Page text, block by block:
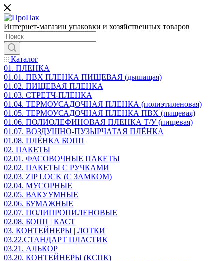
Интернет-магазин упаковки и хозяйственных товаров
Каталог
01. ПЛЕНКА
01.01. ПВХ ПЛЕНКА ПИЩЕВАЯ (дышащая)
01.02. ПИЩЕВАЯ ПЛЕНКА
01.03. СТРЕТЧ-ПЛЕНКА
01.04. ТЕРМОУСАДОЧНАЯ ПЛЕНКА (полиэтиленовая)
01.05. ТЕРМОУСАДОЧНАЯ ПЛЕНКА ПВХ (пищевая)
01.06. ПОЛИОЛЕФИНОВАЯ ПЛЕНКА Т/У (пищевая)
01.07. ВОЗДУШНО-ПУЗЫРЧАТАЯ ПЛЁНКА
01.08. ПЛЁНКА БОПП
02. ПАКЕТЫ
02.01. ФАСОВОЧНЫЕ ПАКЕТЫ
02.02. ПАКЕТЫ С РУЧКАМИ
02.03. ZIP LOСK (С ЗАМКОМ)
02.04. МУСОРНЫЕ
02.05. ВАКУУМНЫЕ
02.06. БУМАЖНЫЕ
02.07. ПОЛИПРОПИЛЕНОВЫЕ
02.08. БОПП | КАСТ
03. КОНТЕЙНЕРЫ | ЛОТКИ
03.22.СТАНДАРТ ПЛАСТИК
03.21. АЛЬКОР
03.20. КОНТЕЙНЕРЫ (КСПК)